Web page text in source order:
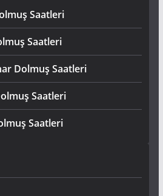
Saatleri
Saatleri
Dolmuş Saatleri
Saatleri
Saatleri